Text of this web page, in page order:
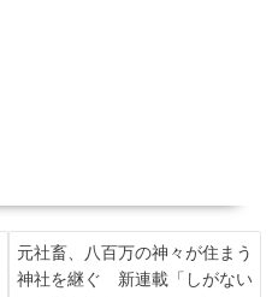
元社畜、八百万の神々が住まう
神社を継ぐ 新連載「しがない